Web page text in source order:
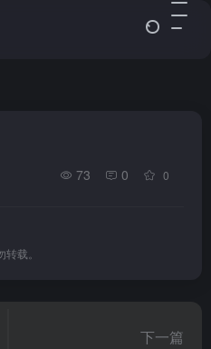
73 0 0
载。
下一篇